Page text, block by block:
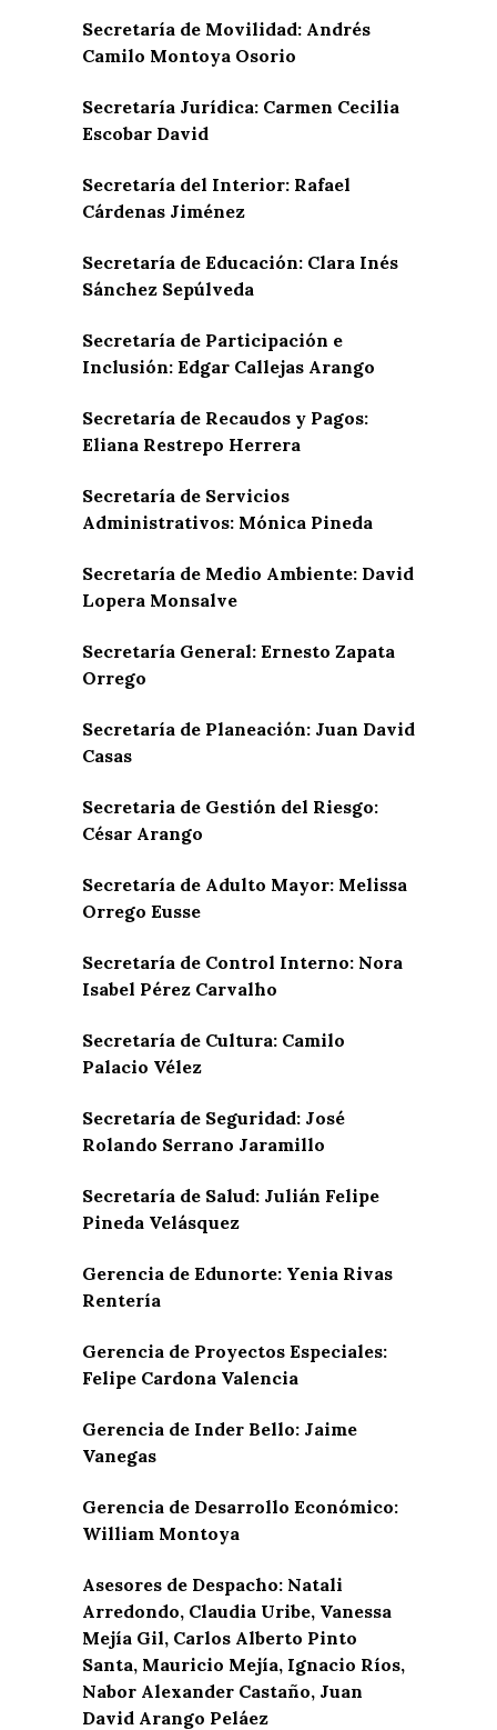
Secretaría de Movilidad: Andrés
Camilo Montoya Osorio
Secretaría Jurídica: Carmen Cecilia
Escobar David
Secretaría del Interior: Rafael
Cárdenas Jiménez
Secretaría de Educación: Clara Inés
Sánchez Sepúlveda
Secretaría de Participación e
Inclusión: Edgar Callejas Arango
Secretaría de Recaudos y Pagos:
Eliana Restrepo Herrera
Secretaría de Servicios
Administrativos: Mónica Pineda
Secretaría de Medio Ambiente: David
Lopera Monsalve
Secretaría General: Ernesto Zapata
Orrego
Secretaría de Planeación: Juan David
Casas
Secretaria de Gestión del Riesgo:
César Arango
Secretaría de Adulto Mayor: Melissa
Orrego Eusse
Secretaría de Control Interno: Nora
Isabel Pérez Carvalho
Secretaría de Cultura: Camilo
Palacio Vélez
Secretaría de Seguridad: José
Rolando Serrano Jaramillo
Secretaría de Salud: Julián Felipe
Pineda Velásquez
Gerencia de Edunorte: Yenia Rivas
Rentería
Gerencia de Proyectos Especiales:
Felipe Cardona Valencia
Gerencia de Inder Bello: Jaime
Vanegas
Gerencia de Desarrollo Económico:
William Montoya
Asesores de Despacho: Natali
Arredondo, Claudia Uribe, Vanessa
Mejía Gil, Carlos Alberto Pinto
Santa, Mauricio Mejía, Ignacio Ríos,
Nabor Alexander Castaño, Juan
David Arango Peláez